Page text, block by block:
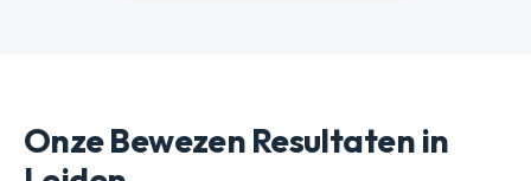
Onze Bewezen Resultaten in